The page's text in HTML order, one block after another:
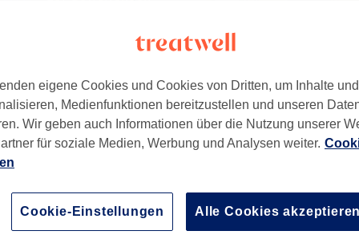
ab 35 €
Nails & Beauty
eigene Cookies und Cookies von Dritten, um Inhalte
Medienfunktionen bereitzustellen und unseren
Wir geben auch Informationen über die Nutzung unserer
für soziale Medien, Werbung und Analysen weiter.
Cookie-Einstellungen Alle Cookies akzeptieren